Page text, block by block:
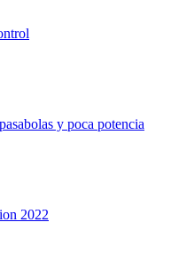
y poca potencia
2022